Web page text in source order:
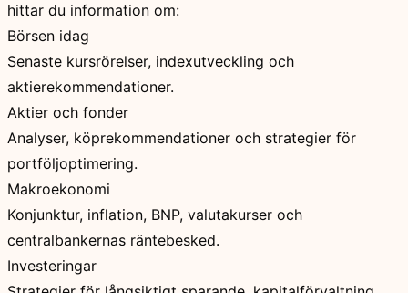
hittar du information om:
Börsen idag
Senaste kursrörelser, indexutveckling och
aktierekommendationer.
Aktier och fonder
Analyser, köprekommendationer och strategier för
portföljoptimering.
Makroekonomi
Konjunktur, inflation, BNP, valutakurser och
centralbankernas räntebesked.
Investeringar